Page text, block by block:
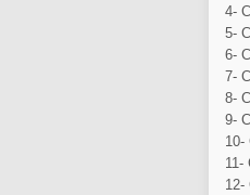
4-
5-
6-
7-
8-
9-
10-
11-
12-